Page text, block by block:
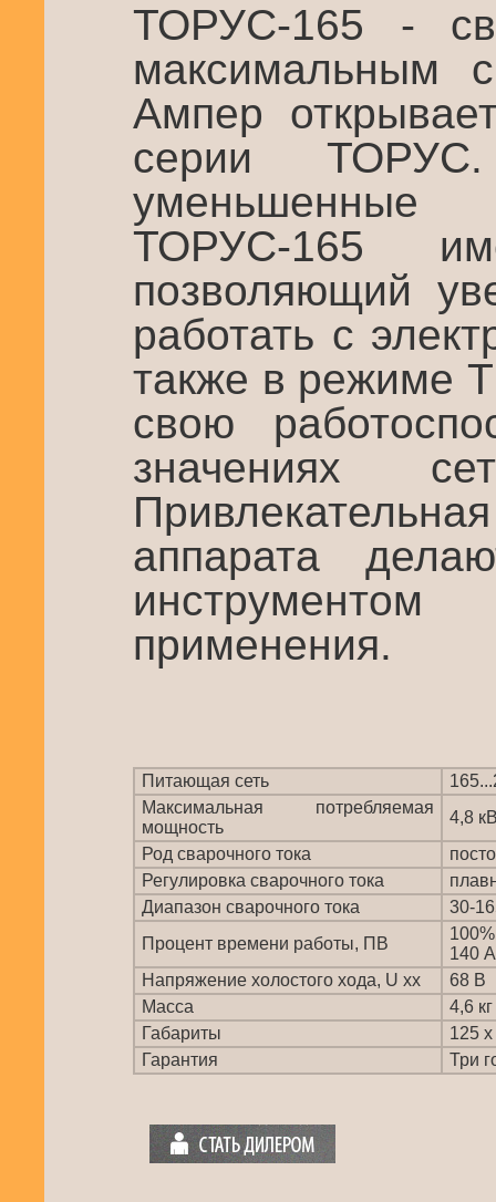
ТОРУС-165 -
максимальным
Ампер
серии
ТОРУС-165
позволяющий
работать с
также в режиме
свою
значениях
аппарата
применения.
Питающая сеть
Максимальная потребляемая
мощность
4,8
Род сварочного тока
Регулировка сварочного тока
Диапазон сварочного тока
30-
Процент времени работы, ПВ
140 А
Напряжение холостого хода, U xx
68 В
Масса
4,6 кг
Габариты
125
Гарантия
Три